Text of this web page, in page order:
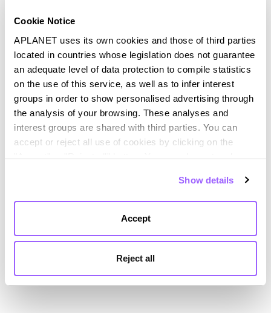
Cookie Notice
APLANET uses its own cookies and those of third parties
located in countries whose legislation does not guarantee
an adequate level of data protection to compile statistics
on the use of this service, as well as to infer interest
groups in order to show personalised advertising through
the analysis of your browsing. These analyses and
interest groups are shared with third parties. You can
accept or reject all use of cookies by clicking on the
"Accept" or "Reject all" button. You can also set and save
out more about the use of cookies and your rights in our
Cookies Policy
Show details
Accept
Reject all
Tassonomia XBRL
Guida completa all'etichettatura XBRL degli ESRS
Scoprite come la tassonomia XBRL rivoluziona il
reporting ESG e vi prepara alla conformità alla CSRD....
VEDI TUTTO